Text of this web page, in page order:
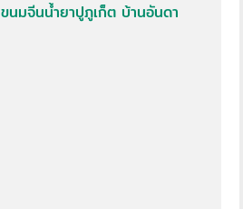
ขนมจีนน้ำยาปูภูเก็ต บ้านอันดา